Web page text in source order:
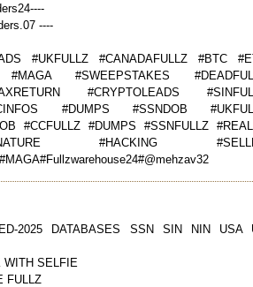
----
#UKFULLZ #CANADAFULLZ #BTC
#MAGA #SWEEPSTAKES
#CRYPTOLEADS
#DUMPS #SSNDOB
#CCFULLZ #DUMPS #SSNFULLZ
#HACKING
2025 DATABASES SSN SIN NIN USA
WITH SELFIE
FULLZ